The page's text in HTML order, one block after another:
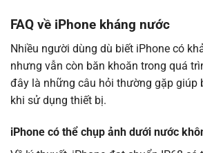
FAQ về iPhone kháng nước
Nhiều người dùng dù biết iPhone có
nhưng vẫn còn băn khoăn trong quá
đây là những câu hỏi thường gặp giúp
khi sử dụng thiết bị.
iPhone có thể chụp ảnh dưới nước